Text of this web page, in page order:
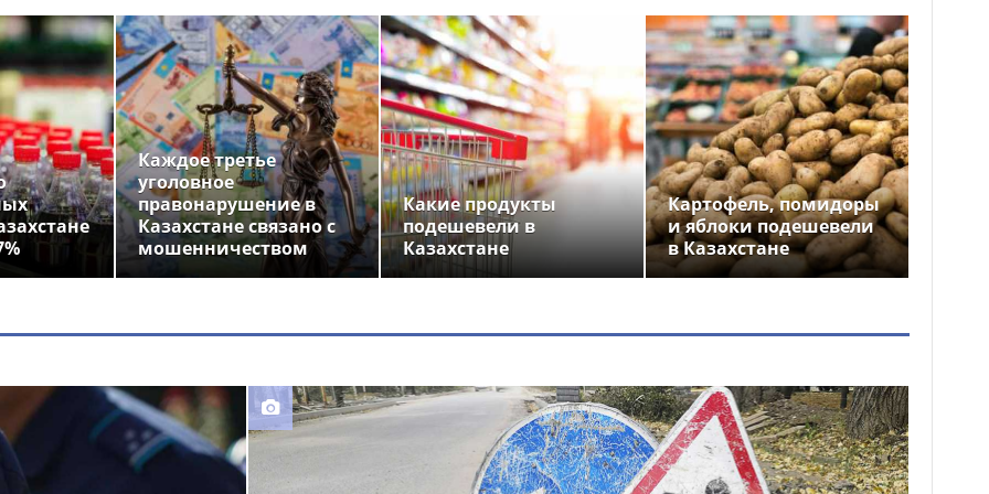
Каждое третье
уголовное
правонарушение в
Казахстане связано с
мошенничеством
Какие продукты
подешевели в
Казахстане
Картофель, помидоры
и яблоки подешевели
в Казахстане